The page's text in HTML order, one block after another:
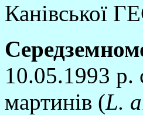
Канiвської
10.05.1993 р.
мартинiв (L.